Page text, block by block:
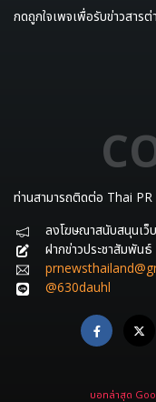
กดถูกใจเพจเพื่อรับข่าวสาร
ท่านสามารถติดต่อ Thai
ลงโฆษณาสนับสนุนเว็
ฝากข่าวประชาสัมพันธ์
@630dauhl
บอทล่าสุด